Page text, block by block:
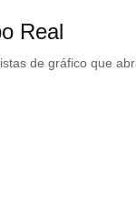
Real
de gráfico que